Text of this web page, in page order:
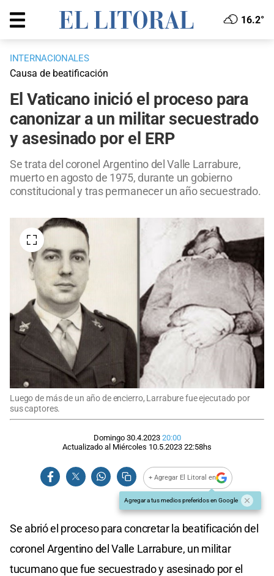
16.2°
INTERNACIONALES
Causa de beatificación
El Vaticano inició el proceso para
canonizar a un militar secuestrado
y asesinado por el ERP
Se trata del coronel Argentino del Valle Larrabure,
muerto en agosto de 1975, durante un gobierno
constitucional y tras permanecer un año secuestrado.
Luego de más de un año de encierro, Larrabure fue ejecutado por
sus captores.
Domingo 30.4.2023 20:00
Actualizado al Miércoles 10.5.2023 22:58hs
+ Agregar El Litoral en
Agregar a tus medios preferidos en Google
Se abrió el proceso para concretar la beatificación del
coronel Argentino del Valle Larrabure, un militar
tucumano que fue secuestrado y asesinado por el